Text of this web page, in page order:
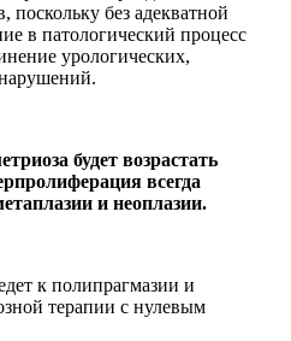
поскольку без адекватной
в патологический процесс
урологических,
будет возрастать
всегда
и неоплазии.
к полипрагмазии и
терапии с нулевым